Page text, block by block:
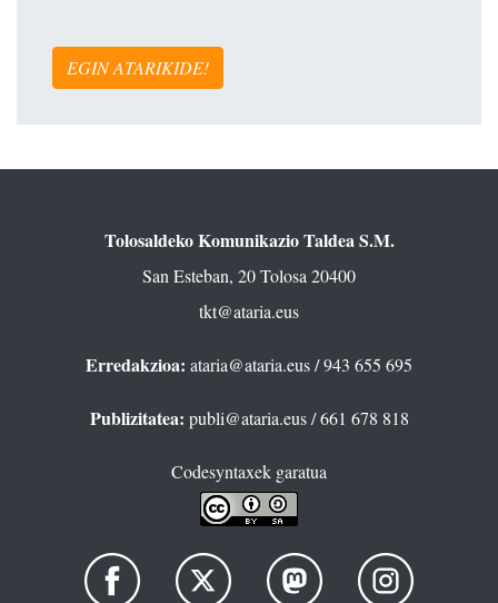
EGIN ATARIKIDE!
Tolosaldeko Komunikazio Taldea S.M.
San Esteban, 20 Tolosa 20400
tkt@ataria.eus
Erredakzioa: ataria@ataria.eus/ 943 655 695
Publizitatea: publi@ataria.eus/ 661 678 818
Codesyntaxek garatua